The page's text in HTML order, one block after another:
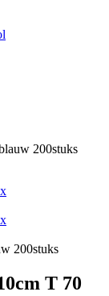
200stuks
T 70